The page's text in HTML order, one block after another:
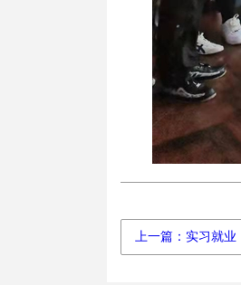
上一篇：实习就业